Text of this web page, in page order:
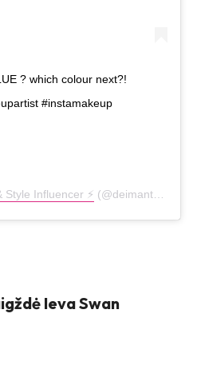
? which colour next?!
#instamakeup
Style Influencer ⚡️ (@deimantekazenaite) on
Ieva Swan